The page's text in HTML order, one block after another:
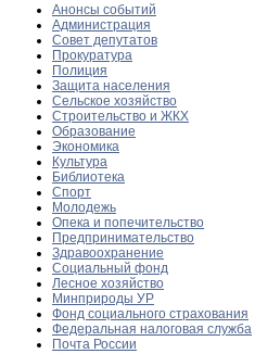
Анонсы событий
Администрация
Совет депутатов
Прокуратура
Полиция
Защита населения
Сельское хозяйство
Строительство и ЖКХ
Образование
Экономика
Культура
Библиотека
Спорт
Молодежь
Опека и попечительство
Предпринимательство
Здравоохранение
Социальный фонд
Лесное хозяйство
Минприроды УР
Фонд социального страхования
Федеральная налоговая служба
Почта России